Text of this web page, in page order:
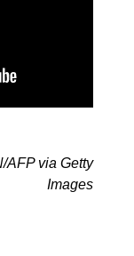
AFP via Getty
Images